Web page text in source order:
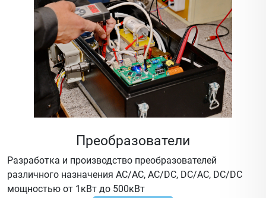
Преобразователи
Разработка и производство преобразователей
различного назначения AC/AC, AC/DC, DC/AC, DC/DC
мощностью от 1кВт до 500кВт